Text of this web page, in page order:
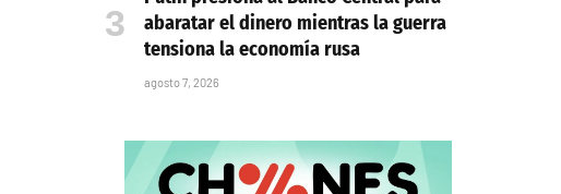
abaratar el dinero mientras la guerra
tensiona la economía rusa
agosto 7, 2026